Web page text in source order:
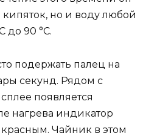
кипяток, но и воду любой
до 90 °С.
подержать палец на
секунд. Рядом с
появляется
нагрева индикатор
Чайник в этом